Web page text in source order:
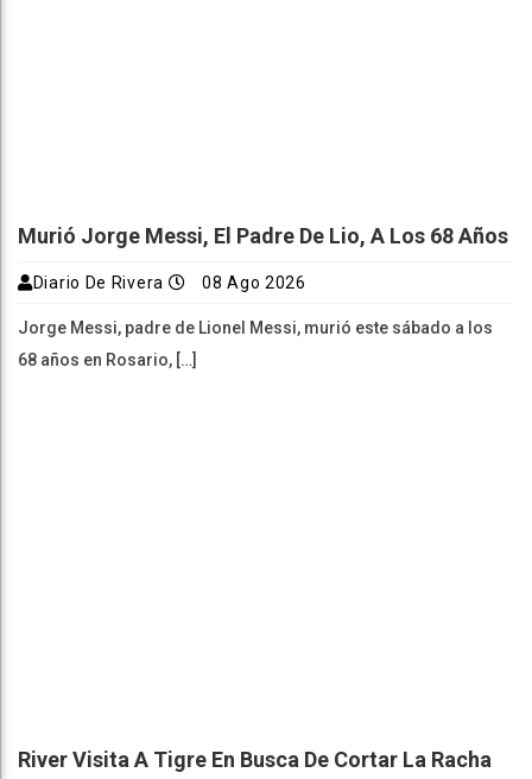
Murió Jorge Messi, El Padre De Lio, A Los 68 Años
Diario De Rivera 08 Ago 2026
Jorge Messi, padre de Lionel Messi, murió este sábado a los
68 años en Rosario, […]
River Visita A Tigre En Busca De Cortar La Racha